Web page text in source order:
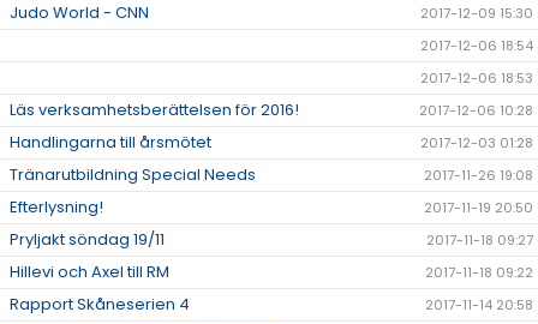
Judo World - CNN
2017-12-09 15:30
2017-12-06 18:54
2017-12-06 18:53
Läs verksamhetsberättelsen för 2016! 2017-12-06 10:28
Handlingarna till årsmötet 2017-12-03 01:28
Tränarutbildning Special Needs 2017-11-26 19:08
Efterlysning! 2017-11-19 20:50
Pryljakt söndag 19/11 2017-11-18 09:27
Hillevi och Axel till RM 2017-11-18 09:22
Rapport Skåneserien 4 2017-11-14 20:58